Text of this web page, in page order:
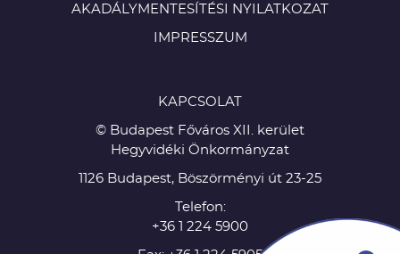
AKADÁLYMENTESÍTÉSI NYILATKOZAT
IMPRESSZUM
KAPCSOLAT
© Budapest Főváros XII. kerület
Hegyvidéki Önkormányzat
1126 Budapest, Böszörményi út 23-25
Telefon:
+36 1 224 5900